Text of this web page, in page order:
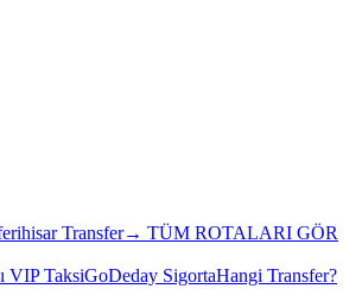
Transfer→ TÜM ROTALARI GÖR
VIP TaksiGoDeday SigortaHangi Transfer?